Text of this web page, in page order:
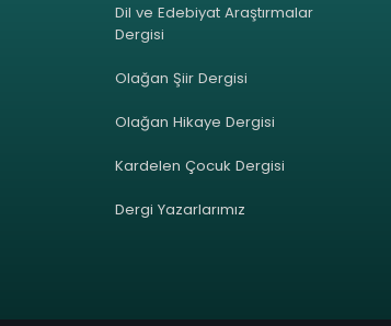
Dil ve Edebiyat Araştırmalar
Dergisi
Olağan Şiir Dergisi
Olağan Hikaye Dergisi
Kardelen Çocuk Dergisi
Dergi Yazarlarımız